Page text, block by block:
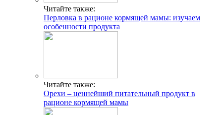
Читайте также:
Перловка в рационе кормящей мамы: изучаем
особенности продукта
Читайте также:
Орехи – ценнейший питательный продукт в
рационе кормящей мамы